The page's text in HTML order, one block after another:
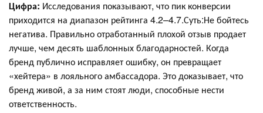
Цифра: Исследования показывают, что пик конверсии
приходится на диапазон рейтинга 4.2–4.7.Суть:Не бойтесь
негатива. Правильно отработанный плохой отзыв продает
лучше, чем десять шаблонных благодарностей. Когда
бренд публично исправляет ошибку, он превращает
«хейтера» в лояльного амбассадора. Это доказывает, что
бренд живой, а за ним стоят люди, способные нести
ответственность.